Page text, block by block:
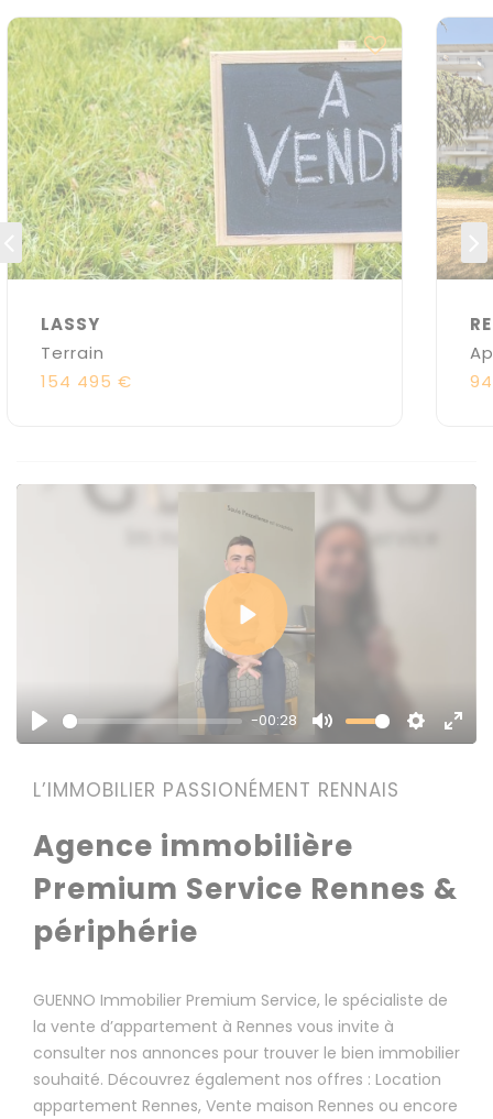
LASSY
Terrain
154 495 €
Play
-00:28
Mute Settings
Enter
Play
L’IMMOBILIER PASSIONÉMENT RENNAIS
Agence immobilière
Premium Service Rennes &
périphérie
GUENNO Immobilier Premium Service, le spécialiste de
la vente d’appartement à Rennes vous invite à
consulter nos annonces pour trouver le bien immobilier
souhaité. Découvrez également nos offres : Location
appartement Rennes, Vente maison Rennes ou encore